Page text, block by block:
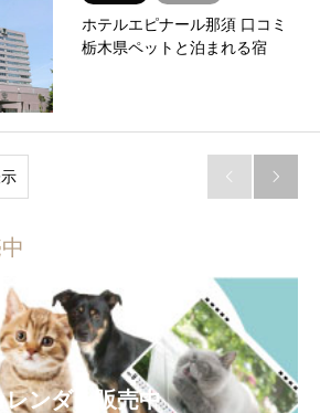
ホテルエピナール那須 口コミ
栃木県ペットと泊まれる宿
 
レンダー販売中